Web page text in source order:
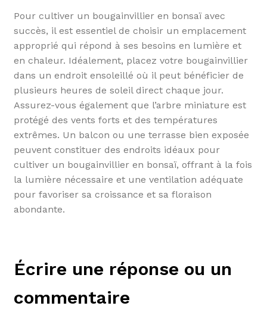
Pour cultiver un bougainvillier en bonsaï avec
succès, il est essentiel de choisir un emplacement
approprié qui répond à ses besoins en lumière et
en chaleur. Idéalement, placez votre bougainvillier
dans un endroit ensoleillé où il peut bénéficier de
plusieurs heures de soleil direct chaque jour.
Assurez-vous également que l’arbre miniature est
protégé des vents forts et des températures
extrêmes. Un balcon ou une terrasse bien exposée
peuvent constituer des endroits idéaux pour
cultiver un bougainvillier en bonsaï, offrant à la fois
la lumière nécessaire et une ventilation adéquate
pour favoriser sa croissance et sa floraison
abondante.
Écrire une réponse ou un
commentaire